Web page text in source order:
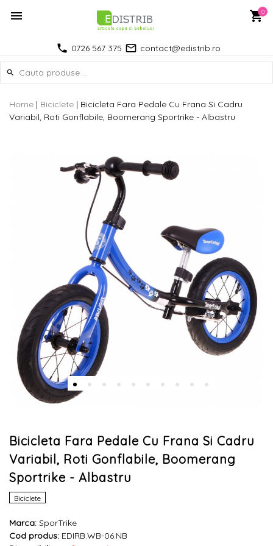
0
0726 567 375 contact@edistrib.ro
Home | Biciclete | Bicicleta Fara Pedale Cu Frana Si Cadru
Variabil, Roti Gonflabile, Boomerang Sportrike - Albastru
Bicicleta Fara Pedale Cu Frana Si Cadru
Variabil, Roti Gonflabile, Boomerang
Sportrike - Albastru
Biciclete
Marca: SporTrike
Cod produs: EDIRB.WB-06.NB